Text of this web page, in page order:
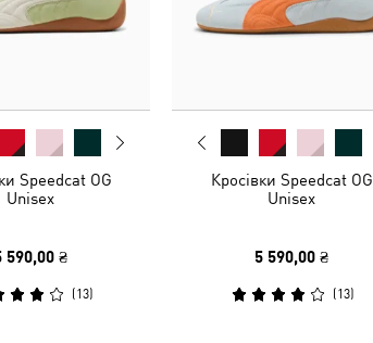
Speedcat OG
Unisex
590,00 ₴
(13)
Кросівки Speedcat OG
Unisex
5 590,00 ₴
(13)